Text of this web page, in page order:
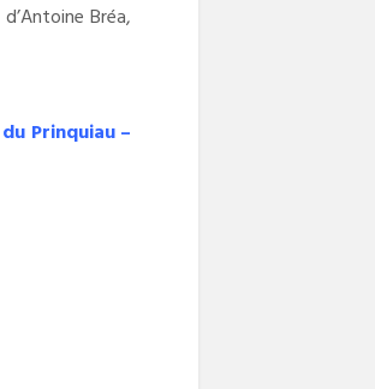
Bréa,
Prinquiau –